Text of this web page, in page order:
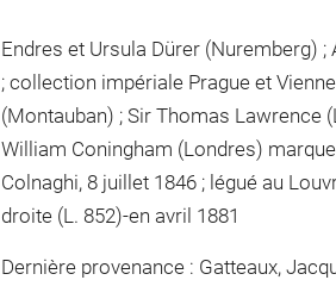
Endres et Ursula Dürer (Nuremberg)
; collection impériale Prague et
(Montauban) ; Sir Thomas Lawrence
William Coningham (Londres)
Colnaghi, 8 juillet 1846 ; légué au
droite (L. 852)-en avril 1881
Dernière provenance : Gatteaux,